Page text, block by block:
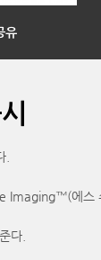
유
.
에스
다.